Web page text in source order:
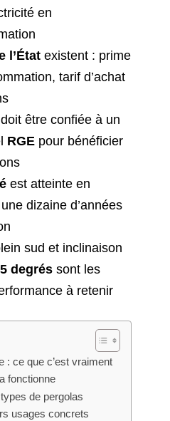
en
l’État existent : prime
tarif d’achat
être confiée à un
RGE pour bénéficier
est atteinte en
dizaine d’années
sud et inclinaison
degrés sont les
à retenir
: ce que c’est vraiment
fonctionne
de pergolas
usages concrets